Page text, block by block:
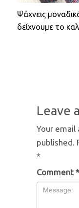
Ψάχνεις
δείχνουμε το
Leave
Your email
published.
*
Comment *